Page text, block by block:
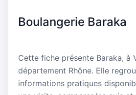
Boulangerie Baraka
Cette fiche présente Baraka, à
département Rhône. Elle
informations pratiques